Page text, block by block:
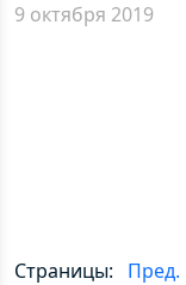
9 октября 2019
Страницы: Пред.